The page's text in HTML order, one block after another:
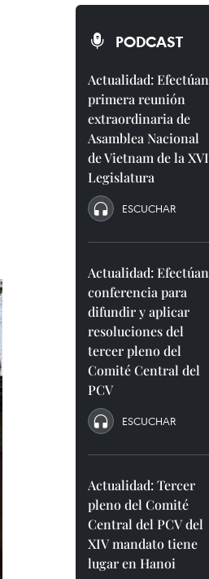
PODCAST
Actualidad: Efectúan
primera reunión
extraordinaria de
Asamblea Nacional
de Vietnam de la XVI
Legislatura
ESCUCHAR
Actualidad: Efectúan
conferencia para
difundir y aplicar
resoluciones del
tercer pleno del
Comité Central del
PCV
ESCUCHAR
Actualidad: Tercer
pleno del Comité
Central del PCV del
XIV mandato tiene
lugar en Hanoi